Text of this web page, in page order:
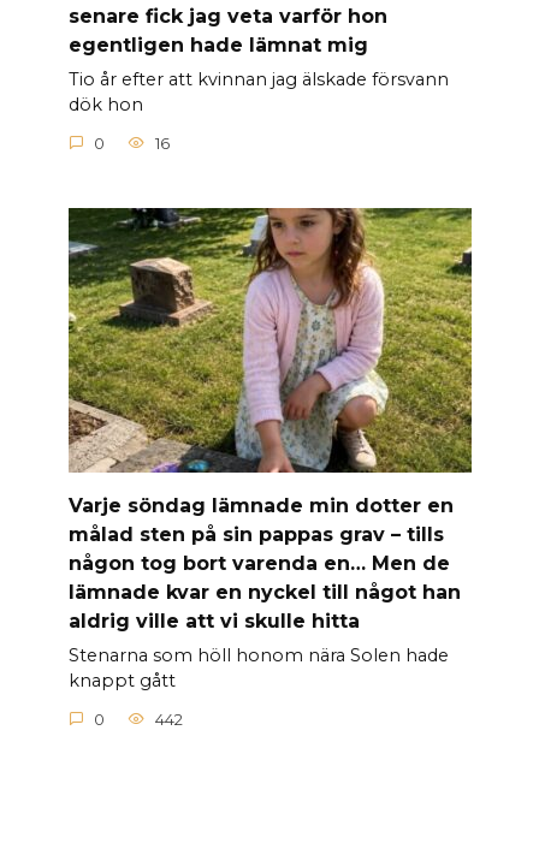
senare fick jag veta varför hon
egentligen hade lämnat mig
Tio år efter att kvinnan jag älskade försvann
dök hon
0 16
Varje söndag lämnade min dotter en
målad sten på sin pappas grav – tills
någon tog bort varenda en… Men de
lämnade kvar en nyckel till något han
aldrig ville att vi skulle hitta
Stenarna som höll honom nära Solen hade
knappt gått
0 442